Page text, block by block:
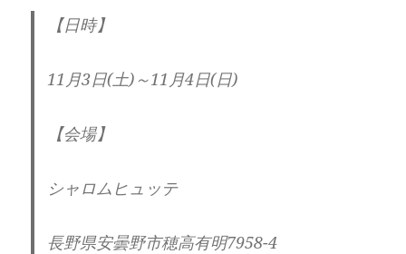
【日時】
11月3日(土)～11月4日(日)
【会場】
シャロムヒュッテ
長野県安曇野市穂高有明7958-4